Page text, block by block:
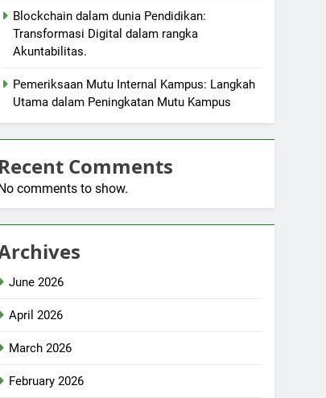
Blockchain dalam dunia Pendidikan:
Transformasi Digital dalam rangka
Akuntabilitas.
Pemeriksaan Mutu Internal Kampus: Langkah
Utama dalam Peningkatan Mutu Kampus
Recent Comments
comments to show.
June 2026
April 2026
March 2026
February 2026